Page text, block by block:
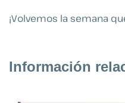
¡Volvemos la semana
Información